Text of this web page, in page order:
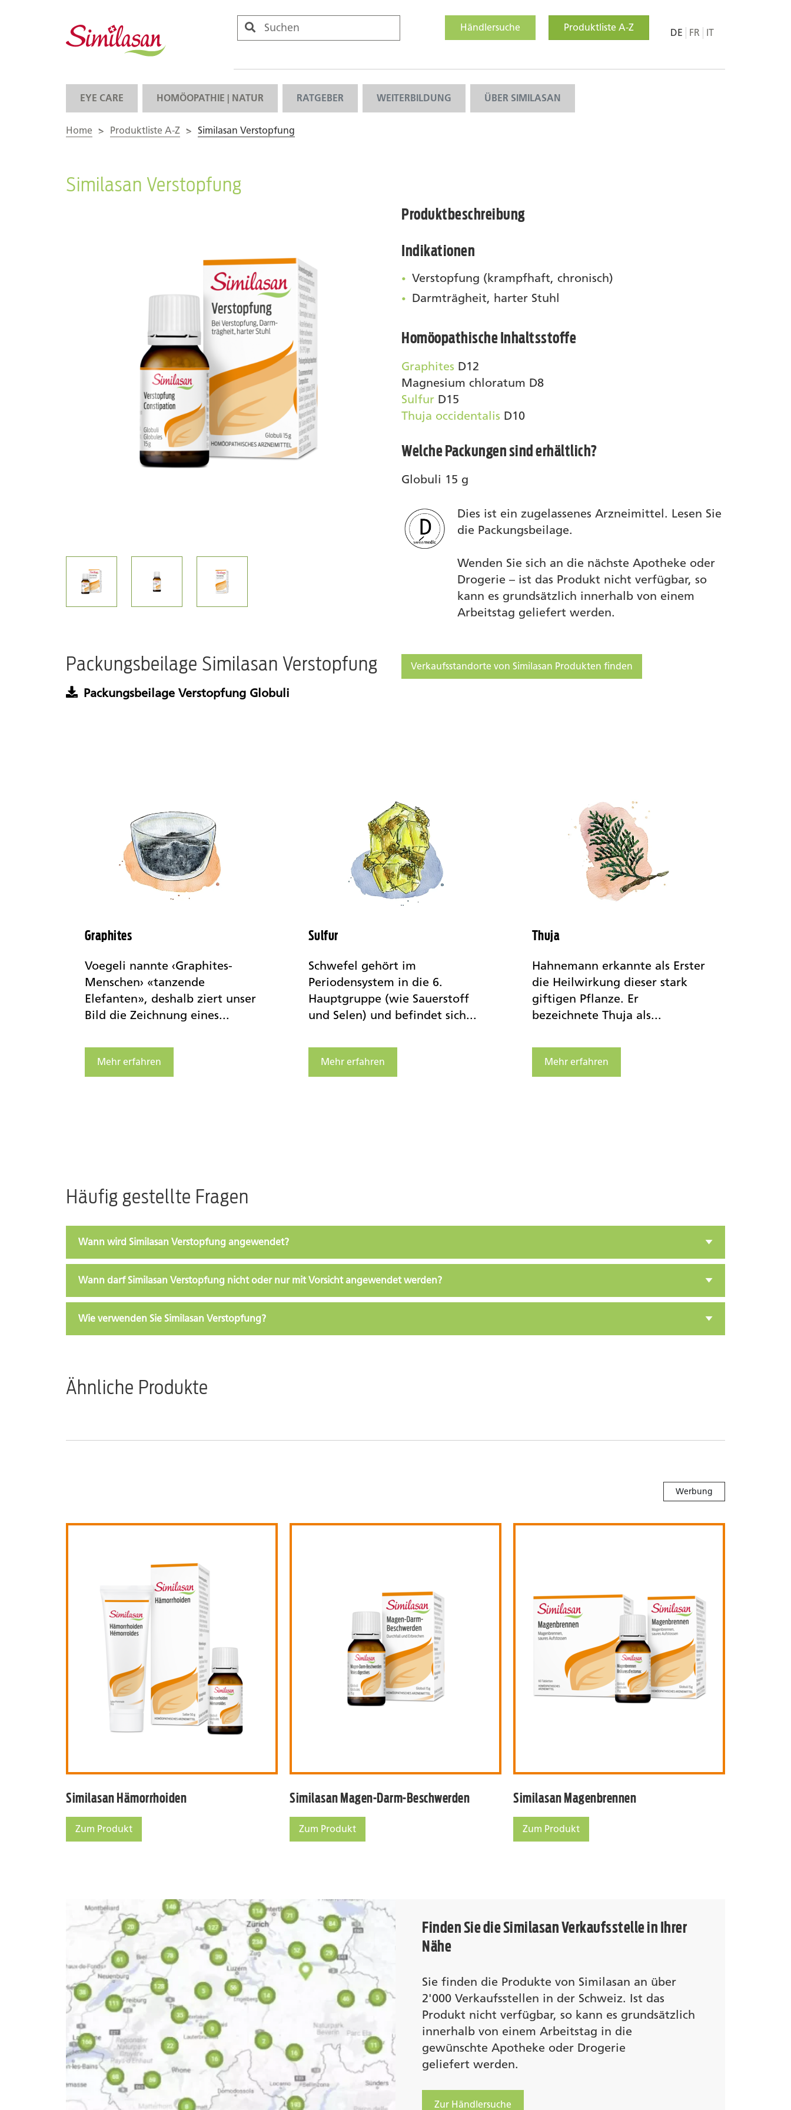
Händlersuche Produktliste A-Z DE FR IT
EYE CARE HOMÖOPATHIE | NATUR RATGEBER WEITERBILDUNG ÜBER SIMILASAN
Home > Produktliste A-Z > Similasan Verstopfung
Similasan Verstopfung
Packungsbeilage Similasan Verstopfung
Packungsbeilage Verstopfung Globuli
Produktbeschreibung
Indikationen
Verstopfung (krampfhaft, chronisch)
Darmträgheit, harter Stuhl
Homöopathische Inhaltsstoffe
Graphites D12
Magnesium chloratum D8
Sulfur D15
Thuja occidentalis D10
Welche Packungen sind erhältlich?
Globuli 15 g
Dies ist ein zugelassenes Arzneimittel. Lesen Sie
die Packungsbeilage.
Wenden Sie sich an die nächste Apotheke oder
Drogerie – ist das Produkt nicht verfügbar, so
kann es grundsätzlich innerhalb von einem
Arbeitstag geliefert werden.
Verkaufsstandorte von Similasan Produkten finden
Graphites
Voegeli nannte ‹Graphites-
Menschen› «tanzende
Elefanten», deshalb ziert unser
Bild die Zeichnung eines...
Mehr erfahren
Sulfur
Schwefel gehört im
Periodensystem in die 6.
Hauptgruppe (wie Sauerstoff
und Selen) und befindet sich...
Mehr erfahren
Thuja
Hahnemann erkannte als Erster
die Heilwirkung dieser stark
giftigen Pflanze. Er
bezeichnete Thuja als...
Mehr erfahren
Häufig gestellte Fragen
Wann wird Similasan Verstopfung angewendet?
Wann darf Similasan Verstopfung nicht oder nur mit Vorsicht angewendet werden?
Wie verwenden Sie Similasan Verstopfung?
Ähnliche Produkte
Werbung
Similasan Hämorrhoiden
Similasan Hämorrhoiden
Similasan Hämorrhoiden
Zum Produkt
Similasan Magen-Darm-Beschwerden
Similasan Magen-Darm-Beschwerden
Similasan Magen-Darm-Beschwerden
Zum Produkt
Similasan Magenbrennen
Similasan Magenbrennen
Similasan Magenbrennen
Zum Produkt
Finden Sie die Similasan Verkaufsstelle in Ihrer
Nähe
Sie finden die Produkte von Similasan an über
2'000 Verkaufsstellen in der Schweiz. Ist das
Produkt nicht verfügbar, so kann es grundsätzlich
innerhalb von einem Arbeitstag in die
gewünschte Apotheke oder Drogerie
geliefert werden.
Zur Händlersuche